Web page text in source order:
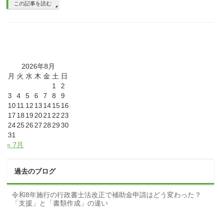
この記事を読む
2026年8月
月 火 水 木 金 土 日
1
2
3
4 5 6 7 8
9
1011 12 13 141516
17 18 19 2021 22 23
242526 27 28 29 30
31
« 7月
過去のブログ
令和8年施行の行政書士法改正で補助金申請はどう変わった？
「支援」と「書類作成」の違い